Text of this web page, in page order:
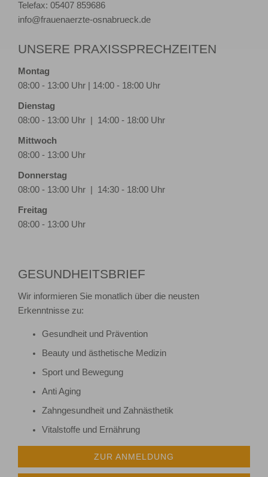
Telefax: 05407 859686
info@frauenaerzte-osnabrueck.de
UNSERE PRAXISSPRECHZEITEN
Montag
08:00 - 13:00 Uhr | 14:00 - 18:00 Uhr
Dienstag
08:00 - 13:00 Uhr | 14:00 - 18:00 Uhr
Mittwoch
08:00 - 13:00 Uhr
Donnerstag
08:00 - 13:00 Uhr | 14:30 - 18:00 Uhr
Freitag
08:00 - 13:00 Uhr
GESUNDHEITSBRIEF
Wir informieren Sie monatlich über die neusten
Erkenntnisse zu:
Gesundheit und Prävention
Beauty und ästhetische Medizin
Sport und Bewegung
Anti Aging
Zahngesundheit und Zahnästhetik
Vitalstoffe und Ernährung
ZUR ANMELDUNG